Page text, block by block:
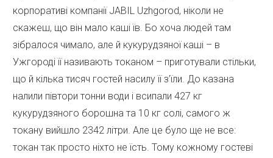
корпоративі компанії JABIL Uzhgorod, ніколи не
скажеш, що він мало каші їв. Бо хоча людей там
зібралося чимало, але й кукурудзяної каші – в
Ужгороді її називають токаном – приготували стільки,
що й кілька тисяч гостей насилу її з’їли. До казана
налили півтори тонни води і всипали 427 кг
кукурудзяного борошна та 10 кг солі, самого ж
токану вийшло 2342 літри. Але це було ще не все:
токан так просто ніхто не їсть. Тому кожному гостеві